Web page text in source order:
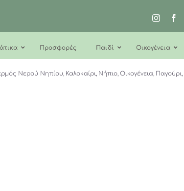
Προσφορές Παιδί Οικογένεια
Νερού Νηπίου Καλοκαίρι Νήπιο Οικογένεια Παγούρι